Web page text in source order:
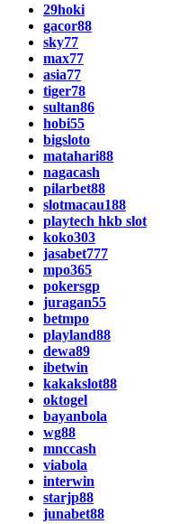
29hoki
gacor88
sky77
max77
asia77
tiger78
sultan86
hobi55
bigsloto
matahari88
nagacash
pilarbet88
slotmacau188
playtech hkb slot
koko303
jasabet777
mpo365
pokersgp
juragan55
betmpo
playland88
dewa89
ibetwin
kakakslot88
oktogel
bayanbola
wg88
mnccash
viabola
interwin
starjp88
junabet88